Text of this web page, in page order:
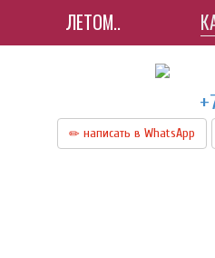
ЛЕТОМ..
написать в WhatsApp